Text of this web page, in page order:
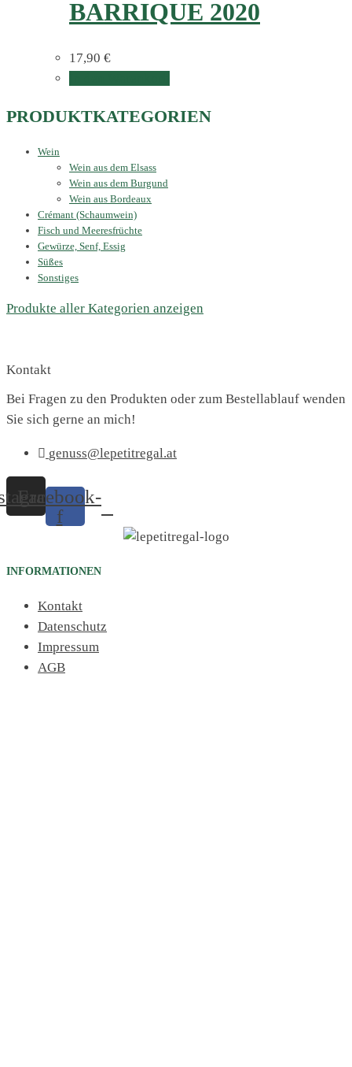
BARRIQUE 2020
17,90 €
PRODUKTKATEGORIEN
Wein
Wein aus dem Elsass
Wein aus dem Burgund
Wein aus Bordeaux
Crémant (Schaumwein)
Fisch und Meeresfrüchte
Gewürze, Senf, Essig
Süßes
Sonstiges
Produkte aller Kategorien anzeigen
Kontakt
Bei Fragen zu den Produkten oder zum Bestellablauf wenden
Sie sich gerne an mich!
genuss@lepetitregal.at
Facebook-
f
INFORMATIONEN
Kontakt
Datenschutz
Impressum
AGB